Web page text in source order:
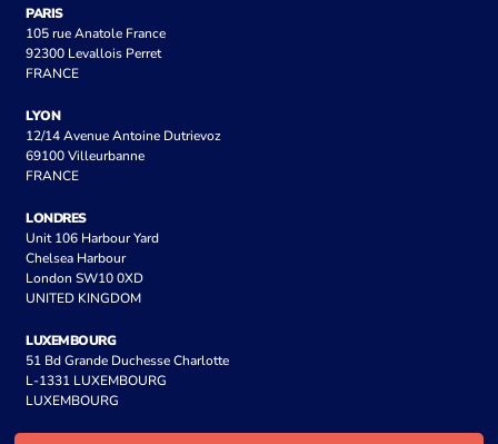
PARIS
105 rue Anatole France
92300 Levallois Perret
FRANCE
LYON
12/14 Avenue Antoine Dutrievoz
69100 Villeurbanne
FRANCE
LONDRES
Unit 106 Harbour Yard
Chelsea Harbour
London SW10 0XD
UNITED KINGDOM
LUXEMBOURG
51 Bd Grande Duchesse Charlotte
L-1331 LUXEMBOURG
LUXEMBOURG